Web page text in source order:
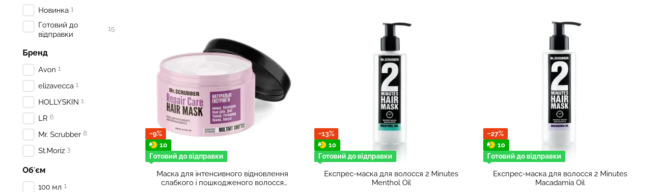
−9%
10
Готовий до відправки
Маска для інтенсивного відновлення
слабкого і пошкодженого волосся
−13%
10
Готовий до відправки
Експрес-маска для волосся 2 Minutes
Menthol Oil
−27%
10
Готовий до відправки
Eкспрес-маска для волосся 2 Minutes
Macadamia Oil
Новинка 1
Готовий до
відправки
15
Бренд
Avon 1
elizavecca 1
HOLLYSKIN 1
LR 6
Mr. Scrubber 8
St.Moriz 3
Обʼєм
100 мл 1